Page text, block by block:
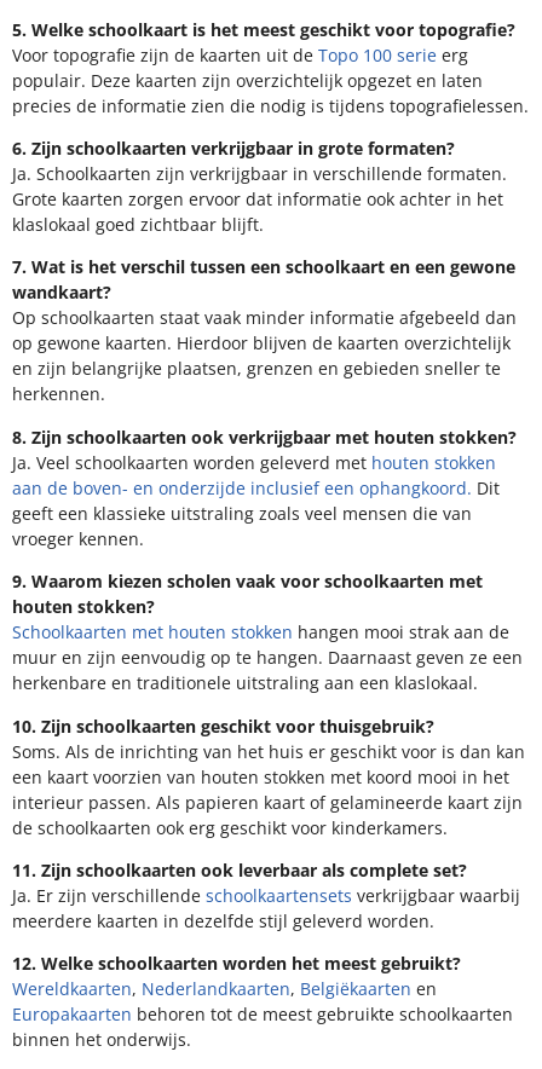
5. Welke schoolkaart is het meest geschikt voor topografie?
Voor topografie zijn de kaarten uit de Topo 100 serie erg
populair. Deze kaarten zijn overzichtelijk opgezet en laten
precies de informatie zien die nodig is tijdens topografielessen.
6. Zijn schoolkaarten verkrijgbaar in grote formaten?
Ja. Schoolkaarten zijn verkrijgbaar in verschillende formaten.
Grote kaarten zorgen ervoor dat informatie ook achter in het
klaslokaal goed zichtbaar blijft.
7. Wat is het verschil tussen een schoolkaart en een gewone
wandkaart?
Op schoolkaarten staat vaak minder informatie afgebeeld dan
op gewone kaarten. Hierdoor blijven de kaarten overzichtelijk
en zijn belangrijke plaatsen, grenzen en gebieden sneller te
herkennen.
8. Zijn schoolkaarten ook verkrijgbaar met houten stokken?
Ja. Veel schoolkaarten worden geleverd met houten stokken
aan de boven- en onderzijde inclusief een ophangkoord. Dit
geeft een klassieke uitstraling zoals veel mensen die van
vroeger kennen.
9. Waarom kiezen scholen vaak voor schoolkaarten met
houten stokken?
Schoolkaarten met houten stokken hangen mooi strak aan de
muur en zijn eenvoudig op te hangen. Daarnaast geven ze een
herkenbare en traditionele uitstraling aan een klaslokaal.
10. Zijn schoolkaarten geschikt voor thuisgebruik?
Soms. Als de inrichting van het huis er geschikt voor is dan kan
een kaart voorzien van houten stokken met koord mooi in het
interieur passen. Als papieren kaart of gelamineerde kaart zijn
de schoolkaarten ook erg geschikt voor kinderkamers.
11. Zijn schoolkaarten ook leverbaar als complete set?
Ja. Er zijn verschillende schoolkaartensets verkrijgbaar waarbij
meerdere kaarten in dezelfde stijl geleverd worden.
12. Welke schoolkaarten worden het meest gebruikt?
Wereldkaarten, Nederlandkaarten, Belgiëkaarten en
Europakaarten behoren tot de meest gebruikte schoolkaarten
binnen het onderwijs.